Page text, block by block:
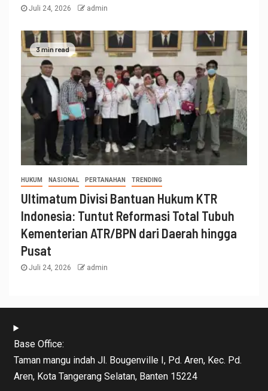
Juli 24, 2026 admin
3 min read
HUKUM NASIONAL PERTANAHAN TRENDING
Ultimatum Divisi Bantuan Hukum KTR
Indonesia: Tuntut Reformasi Total Tubuh
Kementerian ATR/BPN dari Daerah hingga
Pusat
Juli 24, 2026 admin
Base Office:
Taman mangu indah Jl. Bougenville I, Pd. Aren, Kec. Pd.
Aren, Kota Tangerang Selatan, Banten 15224